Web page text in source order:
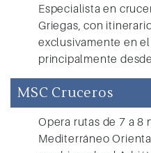
Especialista en
Griegas, con
exclusivamente en
principalmente
MSC Cruceros
Opera rutas de 7 a 8
Mediterráneo